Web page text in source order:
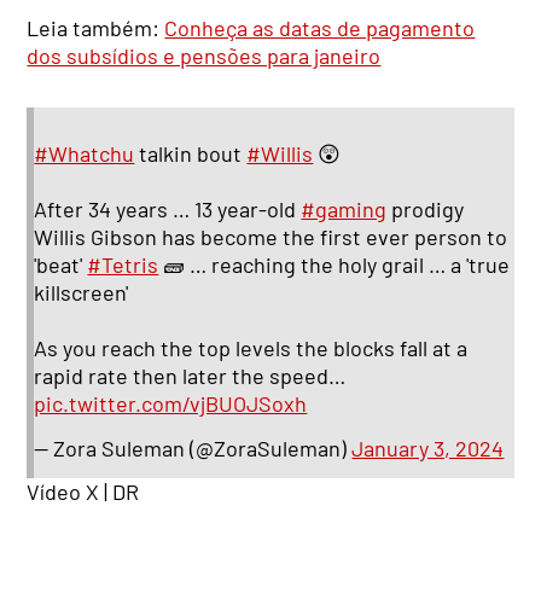
Leia também: Conheça as datas de pagamento
dos subsídios e pensões para janeiro
#Whatchu talkin bout #Willis 😲
After 34 years … 13 year-old #gaming prodigy
Willis Gibson has become the first ever person to
'beat' #Tetris 🧱 … reaching the holy grail … a 'true
killscreen'
As you reach the top levels the blocks fall at a
rapid rate then later the speed…
pic.twitter.com/vjBUOJSoxh
— Zora Suleman (@ZoraSuleman)January 3, 2024
Vídeo X | DR